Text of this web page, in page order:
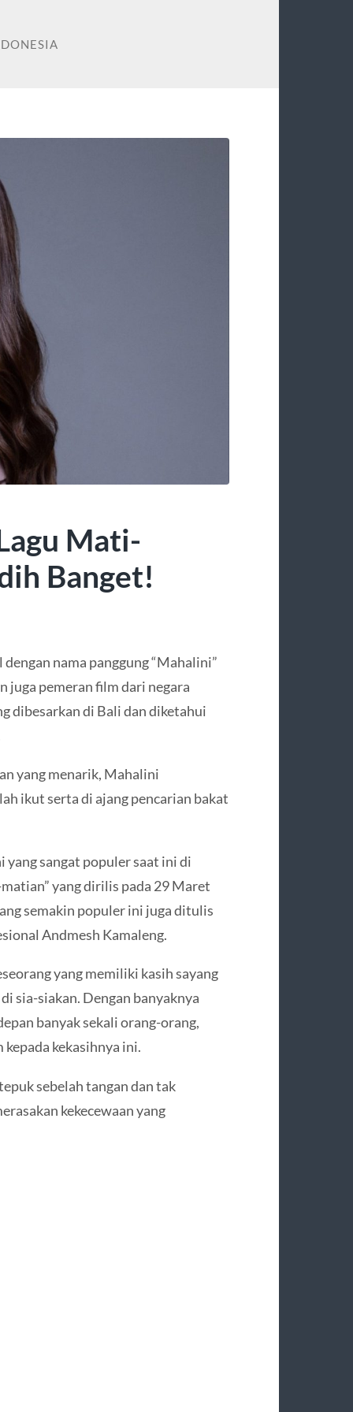
Mati-
Banget!
nama panggung “Mahalini”
juga pemeran film dari negara
dibesarkan di Bali dan diketahui
yang menarik, Mahalini
ikut serta di ajang pencarian bakat
sangat populer saat ini di
yang dirilis pada 29 Maret
semakin populer ini juga ditulis
Andmesh Kamaleng.
yang memiliki kasih sayang
sia-siakan. Dengan banyaknya
banyak sekali orang-orang,
kekasihnya ini.
sebelah tangan dan tak
kekecewaan yang